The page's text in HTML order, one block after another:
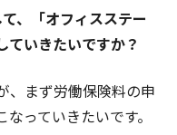
、「オフィスステー
いきたいですか？
、まず労働保険料の申
っていきたいです。